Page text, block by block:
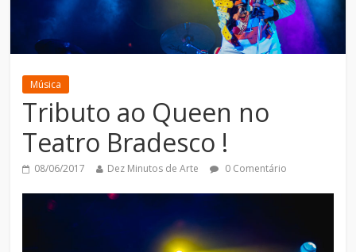
Música
Tributo ao Queen no
Teatro Bradesco !
08/06/2017 Dez Minutos de Arte 0 Comentário